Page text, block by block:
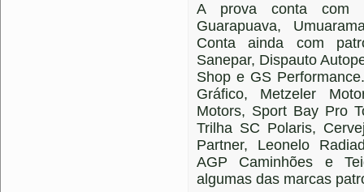
A prova conta com
Guarapuava,
Conta ainda com
Sanepar, Dispauto
Shop e GS
Gráfico, Metzeler
Motors, Sport Bay Pro
Trilha SC Polaris,
Partner, Leonelo
AGP Caminhões e
algumas das marcas